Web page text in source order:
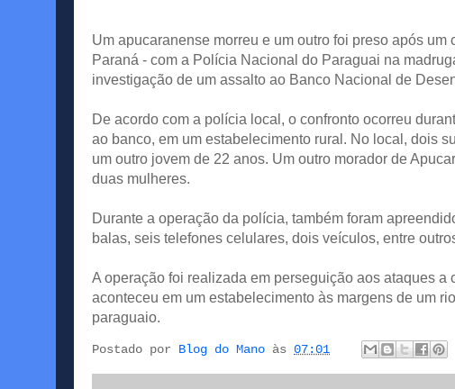
Um apucaranense morreu e um outro foi preso após
Paraná - com a Polícia Nacional do Paraguai na
investigação de um assalto ao Banco Nacional de
De acordo com a polícia local, o confronto ocorreu
ao banco, em um estabelecimento rural. No local, dois
um outro jovem de 22 anos. Um outro morador de
duas mulheres.
Durante a operação da polícia, também foram
balas, seis telefones celulares, dois veículos, entre
A operação foi realizada em perseguição aos ataques
aconteceu em um estabelecimento às margens de um
paraguaio.
Postado por Blog do Mano às 07:01